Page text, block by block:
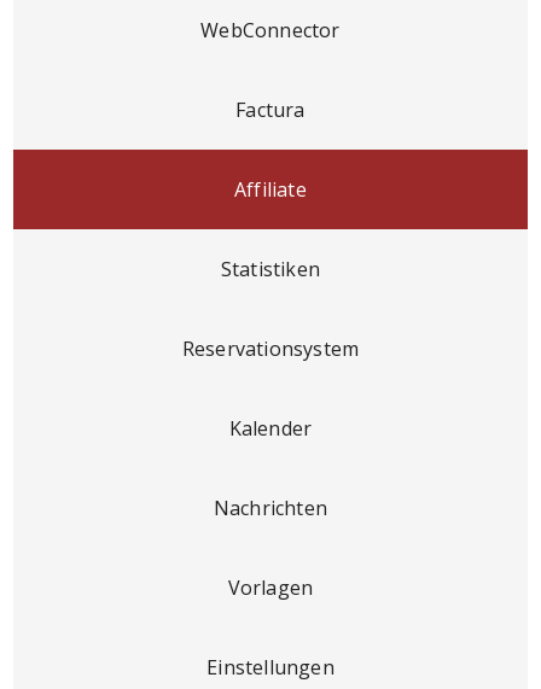
WebConnector
Factura
Affiliate
Statistiken
Reservationsystem
Kalender
Nachrichten
Vorlagen
Einstellungen